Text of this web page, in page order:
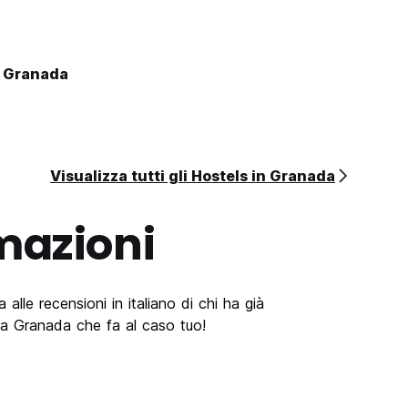
Visualizza tutti gli Hostels in Granada
alle recensioni in italiano di chi ha già
Granada che fa al caso tuo!